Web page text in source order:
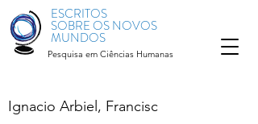
ESCRITOS
SOBRE OS NOVOS
MUNDOS
Pesquisa em Ciências Humanas
Ignacio Arbiel, Francisc